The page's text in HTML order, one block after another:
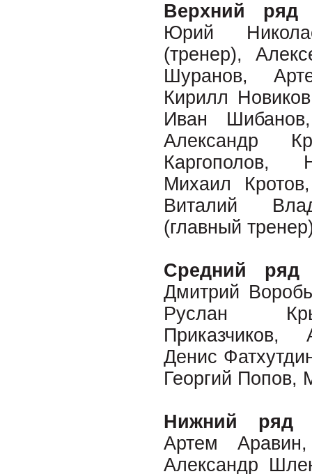
Верхний ряд
Юрий
(тренер),
Шуранов,
Кирилл
Иван
Александр
Каргополов,
Михаил
Виталий
(главный
Средний ряд
Дмитрий
Руслан
Приказчиков,
Денис
Георгий Попов,
Нижний ряд
Артем
Александр